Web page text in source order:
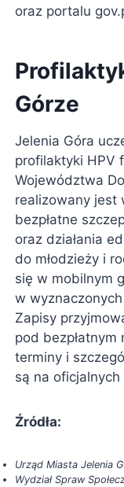
oraz portalu
Górze
Jelenia Góra
profilaktyki HPV
Województwa
realizowany jest
bezpłatne
oraz działania
do młodzieży i
się w mobilnym
w
Zapisy
pod
terminy i
są na
Źródła:
Urząd Miasta Jelenia
Wydział Spraw